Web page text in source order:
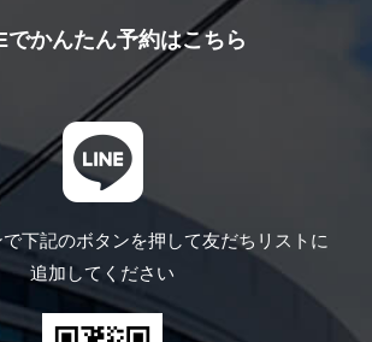
でかんたん予約はこちら
下記のボタンを押して友だちリストに
追加してください